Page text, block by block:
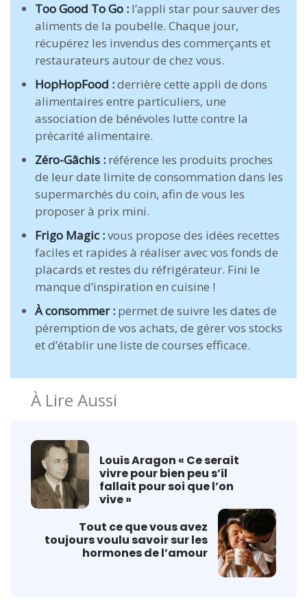
Too Good To Go : l’appli star pour sauver des
aliments de la poubelle. Chaque jour,
récupérez les invendus des commerçants et
restaurateurs autour de chez vous.
HopHopFood :derrière cette appli de dons
alimentaires entre particuliers, une
association de bénévoles lutte contre la
précarité alimentaire.
Zéro-Gâchis : référence les produits proches
de leur date limite de consommation dans les
supermarchés du coin, afin de vous les
proposer à prix mini.
Frigo Magic :vous propose des idées recettes
faciles et rapides à réaliser avec vos fonds de
placards et restes du réfrigérateur. Fini le
manque d’inspiration en cuisine !
À consommer : permet de suivre les dates de
péremption de vos achats, de gérer vos stocks
et d’établir une liste de courses efficace.
À Lire Aussi
Louis Aragon « Ce serait
vivre pour bien peu s’il
fallait pour soi que l’on
vive »
Tout ce que vous avez
toujours voulu savoir sur les
hormones de l’amour